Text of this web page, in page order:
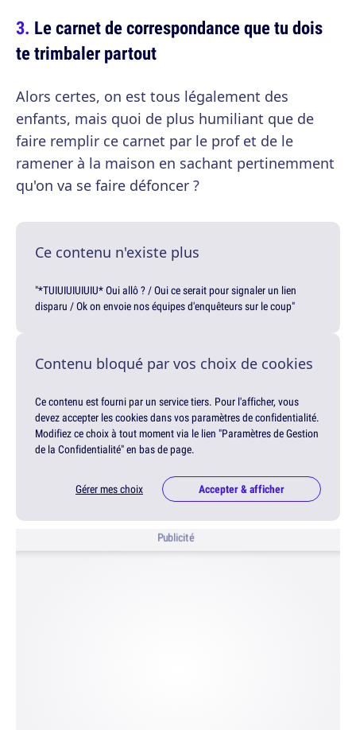
Le carnet de correspondance que tu dois
te trimbaler partout
Alors certes, on est tous légalement des
enfants, mais quoi de plus humiliant que de
faire remplir ce carnet par le prof et de le
ramener à la maison en sachant pertinemment
qu'on va se faire défoncer ?
Ce contenu n'existe plus
"*TUIUIUIUIUIU* Oui allô ? / Oui ce serait pour signaler un lien
disparu / Ok on envoie nos équipes d'enquêteurs sur le coup"
Contenu bloqué par vos choix de cookies
Ce contenu est fourni par un service tiers. Pour l'afficher, vous
devez accepter les cookies dans vos paramètres de confidentialité.
Modifiez ce choix à tout moment via le lien "Paramètres de Gestion
de la Confidentialité" en bas de page.
Gérer mes choix Accepter & afficher
Publicité